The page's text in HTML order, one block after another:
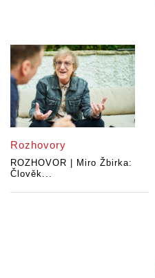
Rozhovory
ROZHOVOR | Miro Žbirka:
Člověk...